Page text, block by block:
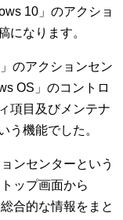
10」のアクショ
になります。
のアクションセン
OS」のコントロ
項目及びメンテナ
う機能でした。
ンセンターという
ップ画面から
合的な情報をまと